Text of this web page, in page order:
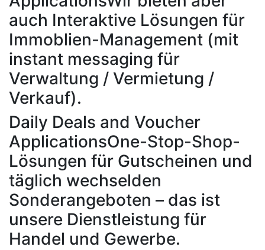
auch Interaktive Lösungen für
Immoblien-Management (mit
instant messaging für
Verwaltung / Vermietung /
Verkauf).
Daily Deals and Voucher
ApplicationsOne-Stop-Shop-
Lösungen für Gutscheinen und
täglich wechselden
Sonderangeboten – das ist
unsere Dienstleistung für
Handel und Gewerbe.